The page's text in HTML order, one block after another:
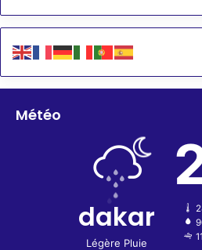
Météo
dakar
Légère Pluie